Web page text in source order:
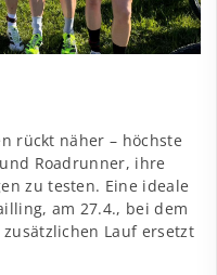
rückt näher – höchste
Roadrunner, ihre
zu testen. Eine ideale
am 27.4., bei dem
Lauf ersetzt